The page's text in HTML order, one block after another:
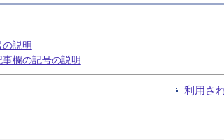
説明
欄の記号の説明
利用さ